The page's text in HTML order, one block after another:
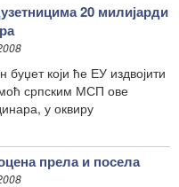
20 милијарди
буџет који ће ЕУ издвојити
српским МСП ове
у оквиру
прела и посела